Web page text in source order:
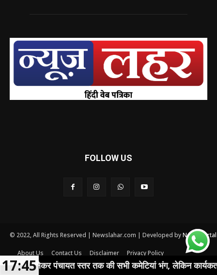
FOLLOW US
© 2022, All Rights Reserved | Newslahar.com | Developed byNews
About Us Contact Us Disclaimer
Privacy Policy
Terms and conditions
पंचायत स्तर तक की सभी कमेटियां भंग, लेकिन कार्यकर्ताओं ने शीर्ष
17:45